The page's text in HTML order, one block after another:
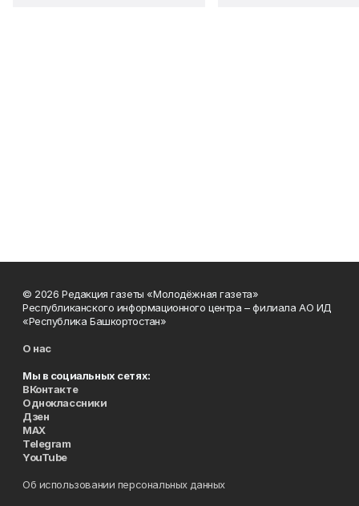
© 2026 Редакция газеты «Молодёжная газета»
Республиканского информационного центра – филиала АО ИД
«Республика Башкортостан»
О нас
Мы в социальных сетях:
ВКонтакте
Одноклассники
Дзен
MAX
Telegram
YouTube
Об использовании персональных данных